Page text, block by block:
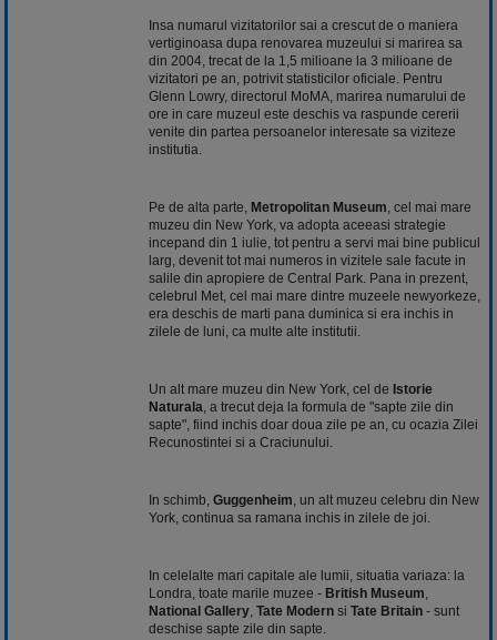
Insa numarul vizitatorilor sai a crescut de o maniera
vertiginoasa dupa renovarea muzeului si marirea sa
din 2004, trecat de la 1,5 milioane la 3 milioane de
vizitatori pe an, potrivit statisticilor oficiale. Pentru
Glenn Lowry, directorul MoMA, marirea numarului de
ore in care muzeul este deschis va raspunde cererii
venite din partea persoanelor interesate sa viziteze
institutia.
Pe de alta parte, Metropolitan Museum , cel mai mare
muzeu din New York, va adopta aceeasi strategie
incepand din 1 iulie, tot pentru a servi mai bine publicul
larg, devenit tot mai numeros in vizitele sale facute in
salile din apropiere de Central Park. Pana in prezent,
celebrul Met, cel mai mare dintre muzeele newyorkeze,
era deschis de marti pana duminica si era inchis in
zilele de luni, ca multe alte institutii.
Un alt mare muzeu din New York, cel de Istorie
Naturala , a trecut deja la formula de "sapte zile din
sapte", fiind inchis doar doua zile pe an, cu ocazia Zilei
Recunostintei si a Craciunului.
In schimb, Guggenheim , un alt muzeu celebru din New
York, continua sa ramana inchis in zilele de joi.
In celelalte mari capitale ale lumii, situatia variaza: la
Londra, toate marile muzee - British Museum
National Gallery Tate Modern si Tate Britain - sunt
deschise sapte zile din sapte.